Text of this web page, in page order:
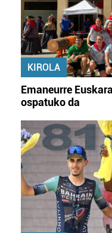
KIROLA
Emaneurre
ospatuko da